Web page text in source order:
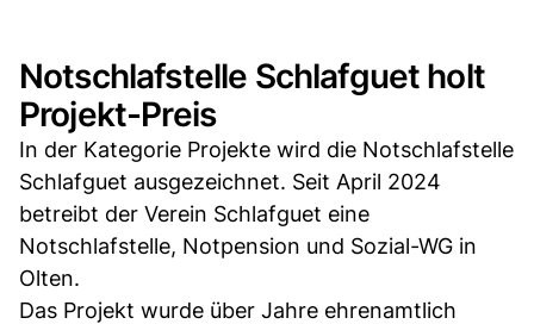
Notschlafstelle Schlafguet holt
Projekt-Preis
In der Kategorie Projekte wird die Notschlafstelle
Schlafguet ausgezeichnet. Seit April 2024
betreibt der Verein Schlafguet eine
Notschlafstelle, Notpension und Sozial-WG in
Olten.
Das Projekt wurde über Jahre ehrenamtlich